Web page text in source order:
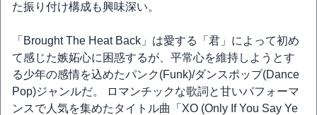
た振り付け構成も興味深い。
「Brought The Heat Back」は愛する「君」によって初め
て感じた嫉妬心に困惑するが、平常心を維持しようとす
る少年の感情を込めたパンク(Funk)/ダンスポップ(Dance
Pop)ジャンルだ。 ロマンチックな歌詞と甘いパフォーマ
ンスで人気を集めたタイトル曲「XO (Only If You Say Ye